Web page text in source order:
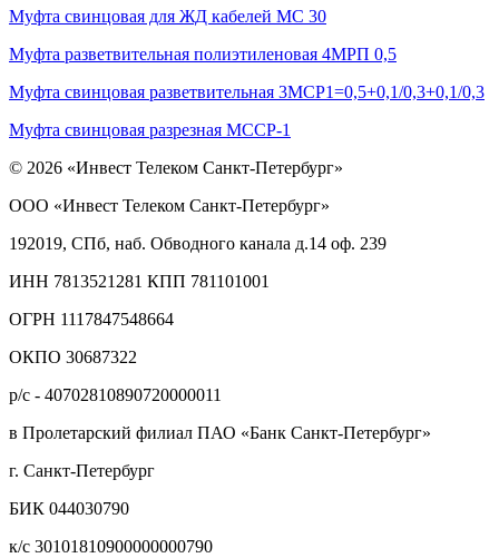
Муфта свинцовая для ЖД кабелей МС 30
Муфта разветвительная полиэтиленовая 4МРП 0,5
Муфта свинцовая разветвительная 3МСР1=0,5+0,1/0,3+0,1/0,3
Муфта свинцовая разрезная МССР-1
© 2026 «Инвест Телеком Санкт-Петербург»
ООО «Инвест Телеком Санкт-Петербург»
192019, СПб, наб. Обводного канала д.14 оф. 239
ИНН 7813521281 КПП 781101001
ОГРН 1117847548664
ОКПО 30687322
р/с - 40702810890720000011
в Пролетарский филиал ПАО «Банк Санкт-Петербург»
г. Санкт-Петербург
БИК 044030790
к/с 30101810900000000790